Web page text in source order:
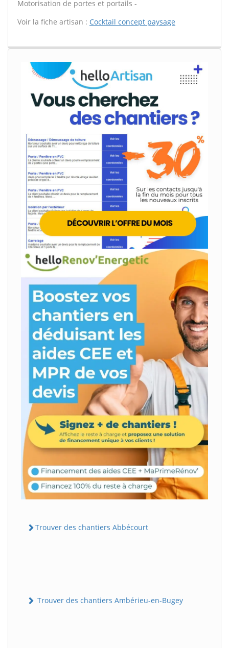
Motorisation de portes et portails -
Voir la fiche artisan : Cocktail concept paysage
Trouver des chantiers Abbécourt
Trouver des chantiers Ambérieu-en-Bugey